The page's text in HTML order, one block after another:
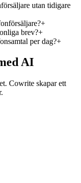
utan tidigare
+
brev?+
per dag?+
AI
Cowrite skapar ett